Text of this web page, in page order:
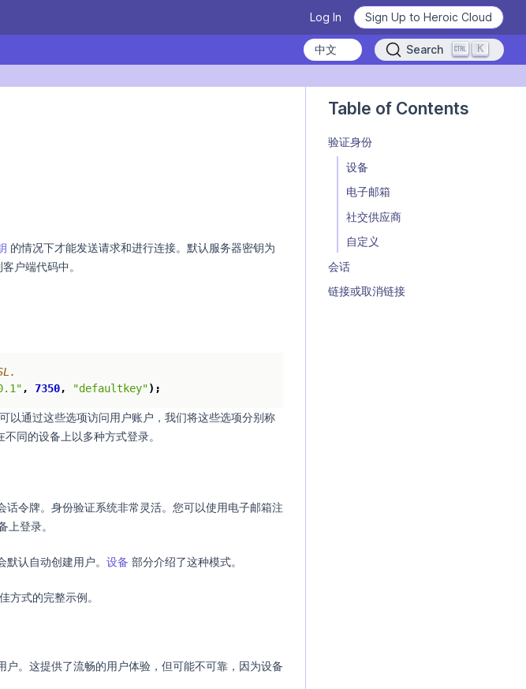
Deploy Nakama and Satori
letter from our CEO,
Heroic Labs Celebrates Pixel
Flow, the Breakout Hit with
Transformation
with Nakama in 5 minutes. Learn the basics, master the details.
Log In Sign Up to Heroic Cloud
Search K
的情况下才能发送请求和进行连接。默认服务器密钥为
户端代码中。
, 7350, "defaultkey");
以通过这些选项访问用户账户，我们将这些选项分别称
同的设备上以多种方式登录。
令牌。身份验证系统非常灵活。您可以使用电子邮箱注
登录。
认自动创建用户。 设备 部分介绍了这种模式。
方式的完整示例。
。这提供了流畅的用户体验，但可能不可靠，因为设备
Table of Contents
验证身份
设备
电子邮箱
社交供应商
自定义
会话
链接或取消链接